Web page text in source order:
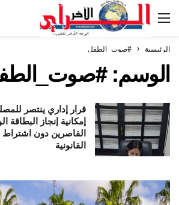
الرئيسية #صوت_الطفل
الوسم:
قرار إداري ينتصر
إمكانية إنجاز البطاقة
القاصرين دون اشتراط
القانونية